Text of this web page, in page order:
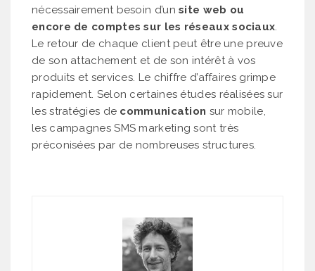
nécessairement besoin d’unsite web ou
encore de comptes sur les réseaux sociaux.
Le retour de chaque client peut être une preuve
de son attachement et de son intérêt à vos
produits et services. Le chiffre d’affaires grimpe
rapidement. Selon certaines études réalisées sur
les stratégies de communication sur mobile,
les campagnes SMS marketing sont très
préconisées par de nombreuses structures.